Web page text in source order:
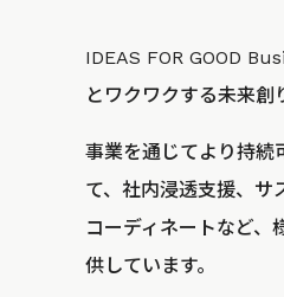
IDEAS FOR GOOD
とワクワクする未来創
事業を通じてより持続
て、社内浸透支援、サ
コーディネートなど、
供しています。